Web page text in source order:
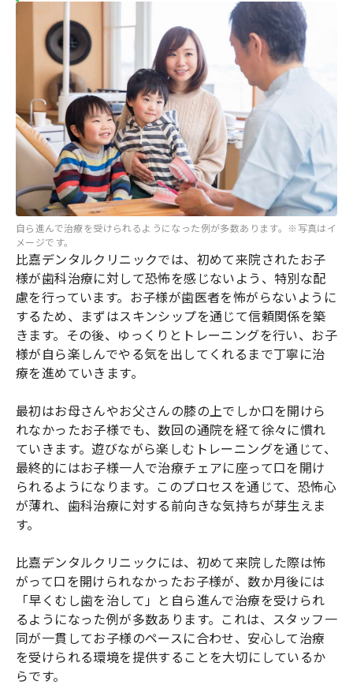
自ら進んで治療を受けられるようになった例が多数あります。※写真はイ
メージです。
比嘉デンタルクリニックでは、初めて来院されたお子
様が歯科治療に対して恐怖を感じないよう、特別な配
慮を行っています。お子様が歯医者を怖がらないように
するため、まずはスキンシップを通じて信頼関係を築
きます。その後、ゆっくりとトレーニングを行い、お子
様が自ら楽しんでやる気を出してくれるまで丁寧に治
療を進めていきます。
最初はお母さんやお父さんの膝の上でしか口を開けら
れなかったお子様でも、数回の通院を経て徐々に慣れ
ていきます。遊びながら楽しむトレーニングを通じて、
最終的にはお子様一人で治療チェアに座って口を開け
られるようになります。このプロセスを通じて、恐怖心
が薄れ、歯科治療に対する前向きな気持ちが芽生えま
す。
比嘉デンタルクリニックには、初めて来院した際は怖
がって口を開けられなかったお子様が、数か月後には
「早くむし歯を治して」と自ら進んで治療を受けられ
るようになった例が多数あります。これは、スタッフ一
同が一貫してお子様のペースに合わせ、安心して治療
を受けられる環境を提供することを大切にしているか
らです。